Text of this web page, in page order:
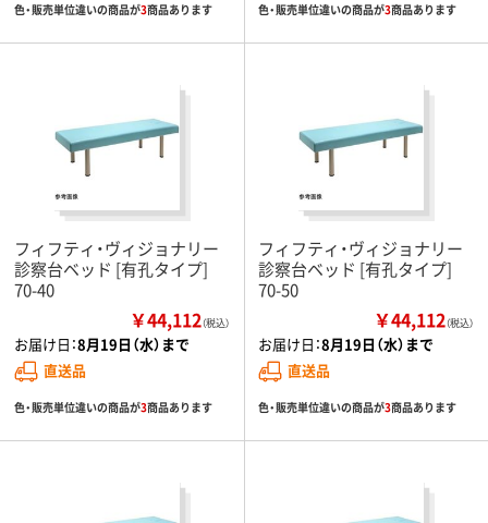
色・販売単位違いの商品が3商品あります 色・販売単位違いの商品が3商品あります
フィフティ・ヴィジョナリー
診察台ベッド [有孔タイプ]
70-40
￥44,112（税込）
お届け日：8月19日（水）まで
直送品
色・販売単位違いの商品が3商品あります
フィフティ・ヴィジョナリー
診察台ベッド [有孔タイプ]
70-50
￥44,112（税込）
お届け日：8月19日（水）まで
直送品
色・販売単位違いの商品が3商品あります